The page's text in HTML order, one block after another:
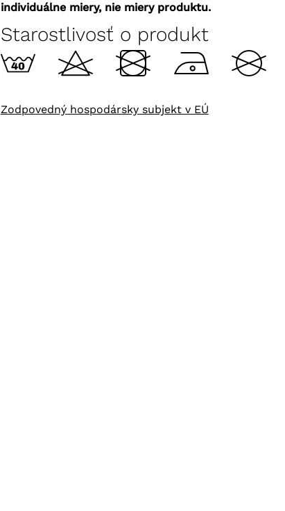
individuálne miery, nie miery produktu.
Starostlivosť o produkt
Zodpovedný hospodársky subjekt v EÚ